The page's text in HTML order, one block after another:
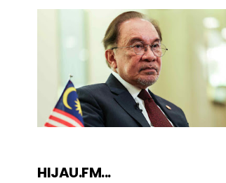
HIJAU.FM...